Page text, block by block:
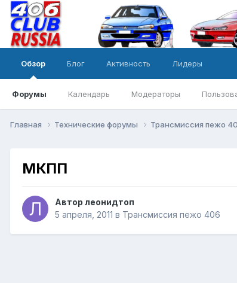
Обзор
Форумы Календарь Модераторы
Блог Активность Лидеры
Главная Технические форумы Трансмиссия пежо
МКПП
Автор леонидтоп
5 апреля, 2011 в Трансмиссия пежо 406